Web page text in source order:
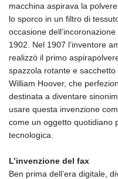
macchina aspirava la
lo sporco in un filtro di
occasione
1902. Nel 1907 l’inventore
realizzò il primo
spazzola rotante e
William Hoover, che
destinata a diventare
usare questa invenzione
come un oggetto quotidiano
tecnologica.
L’invenzione del fax
Ben prima dell’era digitale,